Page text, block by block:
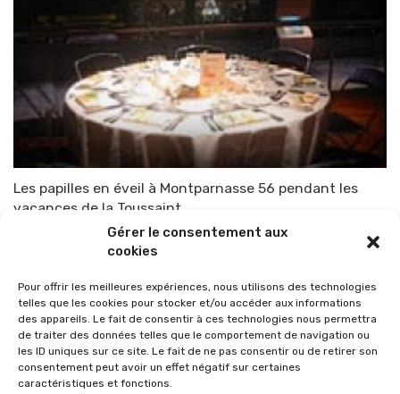
Gérer le consentement aux
cookies
Pour offrir les meilleures expériences, nous utilisons des technologies
telles que les cookies pour stocker et/ou accéder aux informations
des appareils. Le fait de consentir à ces technologies nous permettra
de traiter des données telles que le comportement de navigation ou
les ID uniques sur ce site. Le fait de ne pas consentir ou de retirer son
consentement peut avoir un effet négatif sur certaines
caractéristiques et fonctions.
Les papilles en éveil à Montparnasse 56 pendant les
vacances de la Toussaint
TOP-PARENTS 20 septembre 2010